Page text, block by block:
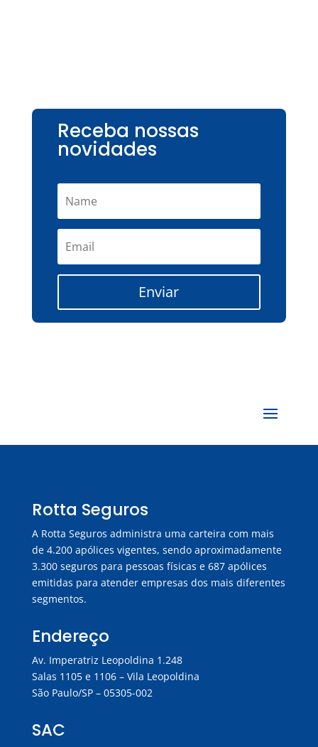
Receba nossas
novidades
Enviar
Rotta Seguros
A Rotta Seguros administra uma carteira com mais
de 4.200 apólices vigentes, sendo aproximadamente
3.300 seguros para pessoas físicas e 687 apólices
emitidas para atender empresas dos mais diferentes
segmentos.
Endereço
Av. Imperatriz Leopoldina 1.248
Salas 1105 e 1106 – Vila Leopoldina
São Paulo/SP – 05305-002
SAC